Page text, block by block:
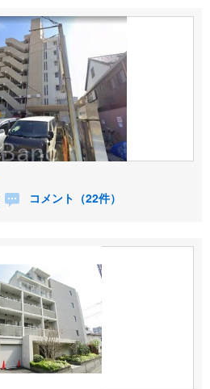
コメント（22件）